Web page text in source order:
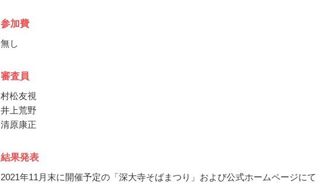
参加費
無し
審査員
村松友視
井上荒野
清原康正
結果発表
2021年11月末に開催予定の「深大寺そばまつり」および公式ホームページにて